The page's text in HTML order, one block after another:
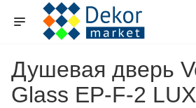
Душевая дверь
Glass EP-F-2